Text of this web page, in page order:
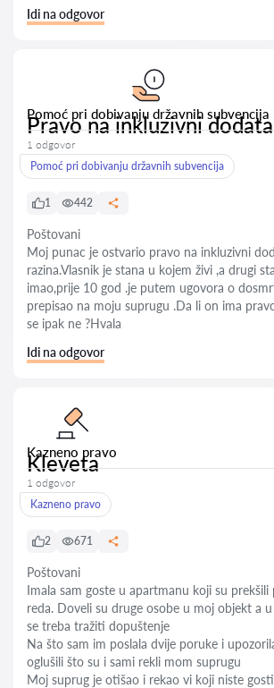
Idi na odgovor
Pomoć pri dobivanju državnih subvencija
Pravo na inkluzivni
1 odgovor
Pomoć pri dobivanju državnih subvencija
1 442
Poštovani
Moj punac je ostvario pravo na inkluzivni
razina.Vlasnik je stana u kojem živi ,a drugi
imao,prije 10 god .je putem ugovora o
prepisao na moju suprugu .Da li on ima
se ipak ne ?Hvala
Idi na odgovor
Kazneno pravo
Kleveta
1 odgovor
Kazneno pravo
2 671
Poštovani
Imala sam goste u apartmanu koji su prekšili
reda. Doveli su druge osobe u moj objekt a
se treba tražiti dopuštenje
Na što sam im poslala dvije poruke i
oglušili što su i sami rekli mom suprugu
Moj suprug je otišao i rekao vi koji niste